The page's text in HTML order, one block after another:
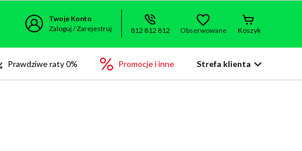
Twoje Konto
Zaloguj / Zarejestruj
812 812 812 Obserwowane Koszyk
Prawdziwe raty 0% Promocje i inne Strefa klienta